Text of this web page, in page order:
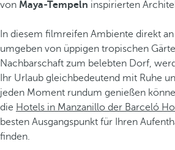
von Maya-Tempeln inspirierten
In diesem filmreifen Ambiente direkt
umgeben von üppigen tropischen
Nachbarschaft zum belebten Dorf,
Ihr Urlaub gleichbedeutend mit Ruhe
jeden Moment rundum genießen
die Hotels in Manzanillo der Barceló
besten Ausgangspunkt für Ihren
finden.